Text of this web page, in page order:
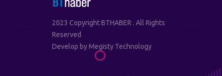
2023 Copyright BTHABER . All Rights
Reserved
Develop byMegisty Technology